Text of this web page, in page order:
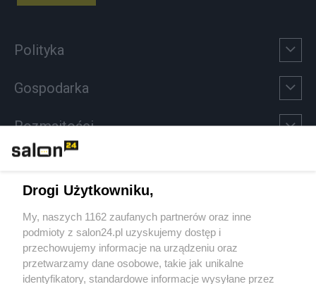
Polityka
Gospodarka
Rozmaitości
Sport
Społeczeństwo
Kultura
Drogi Użytkowniku,
My, naszych 1162 zaufanych partnerów oraz inne
podmioty z salon24.pl uzyskujemy dostęp i
przechowujemy informacje na urządzeniu oraz
przetwarzamy dane osobowe, takie jak unikalne
identyfikatory, standardowe informacje wysyłane przez